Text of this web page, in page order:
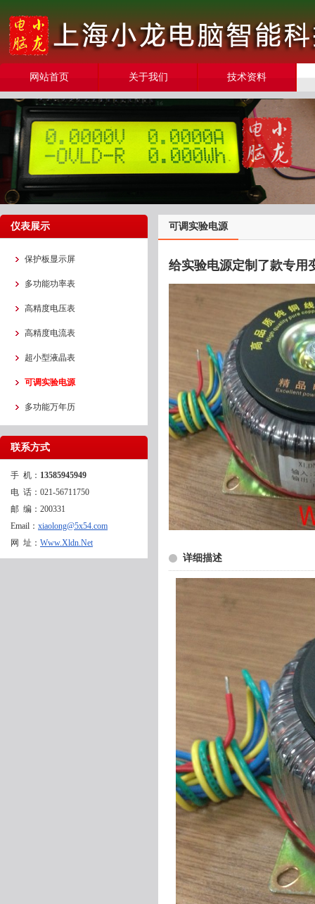
网站首页 关于我们 技术资料
仪表展示
保护板显示屏
多功能功率表
高精度电压表
高精度电流表
超小型液晶表
可调实验电源
多功能万年历
联系方式
手 机： 13585945949
电 话：021-56711750
邮 编：200331
Email： xiaolong@5x54.com
网 址： Www.Xldn.Net
可调实验电源
给实验电源定制了款专用
详细描述